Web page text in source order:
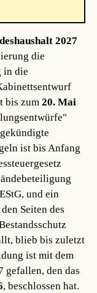
2027
die
in die
bis zum20. Mai
ist bis Anfang
und ein
Seiten des
blieb bis zuletzt
ist mit dem
gefallen, den das
, beschlossen hat.